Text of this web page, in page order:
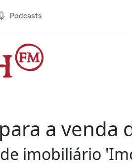
Podcasts
a venda
imobiliário